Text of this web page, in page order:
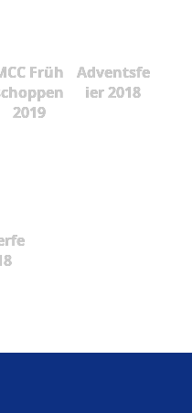
Früh
2019
Adventsfe
ier 2018